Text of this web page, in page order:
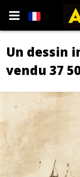
Un dessin
vendu 37